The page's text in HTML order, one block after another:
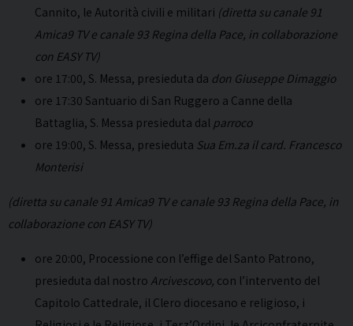
Cannito, le Autorità civili e militari (diretta su canale 91
Amica9 TV e canale 93 Regina della Pace, in collaborazione
con EASY TV)
ore 17:00, S. Messa, presieduta da don Giuseppe Dimaggio
ore 17:30 Santuario di San Ruggero a Canne della
Battaglia, S. Messa presieduta dal parroco
ore 19:00, S. Messa, presieduta Sua Em.za il card. Francesco
Monterisi
(diretta su canale 91 Amica9 TV e canale 93 Regina della Pace, in
collaborazione con EASY TV)
ore 20:00, Processione con l’effige del Santo Patrono,
presieduta dal nostro Arcivescovo, con l’intervento del
Capitolo Cattedrale, il Clero diocesano e religioso, i